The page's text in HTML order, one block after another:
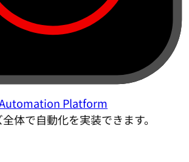
Platform
体で自動化を実装できます。